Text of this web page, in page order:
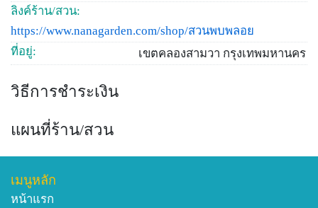
ลิงค์ร้าน/สวน:
https://www.nanagarden.com/shop/สวนพบพลอย
ที่อยู่:
เขตคลองสามวา กรุงเทพมหานคร
วิธีการชำระเงิน
แผนที่ร้าน/สวน
เมนูหลัก
หน้าแรก